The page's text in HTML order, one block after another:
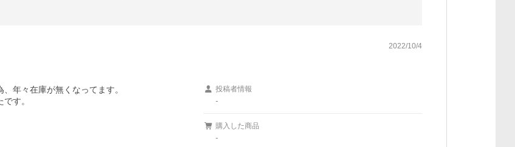
2022/10/4
年々在庫が無くなってます。
投稿者情報
-
購入した商品
-